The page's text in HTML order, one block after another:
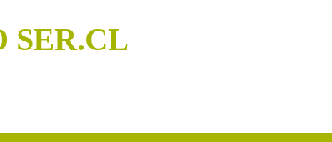
SER.CL